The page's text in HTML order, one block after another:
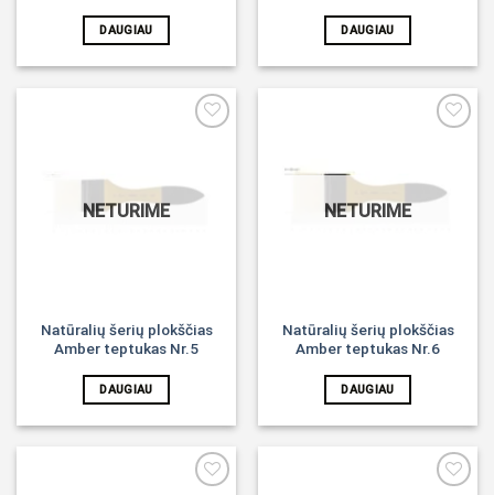
DAUGIAU DAUGIAU
NETURIME
Natūralių šerių plokščias
Amber teptukas Nr.5
DAUGIAU
Noriu!
NETURIME
Natūralių šerių plokščias
Amber teptukas Nr.6
DAUGIAU